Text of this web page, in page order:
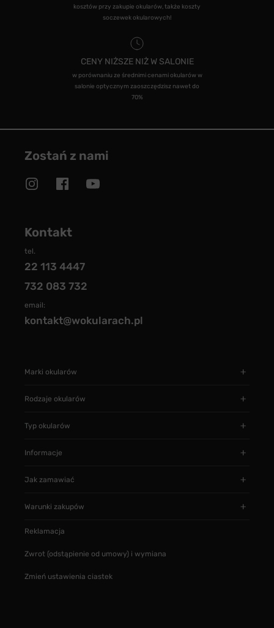
kosztów przy zakupie okularów, także koszty
soczewek okularowych!
CENY NIŻSZE NIŻ W SALONIE
w porównaniu ze średnimi cenami okularów w
salonie optycznym zaoszczędzisz nawet do
70%
Zostań z nami
Kontakt
tel.
22 113 4447
732 083 732
email:
kontakt@wokularach.pl
Marki okularów
Rodzaje okularów
Typ okularów
Informacje
Jak zamawiać
Warunki zakupów
Reklamacja
Zwrot (odstąpienie od umowy) i wymiana
Zmień ustawienia ciastek